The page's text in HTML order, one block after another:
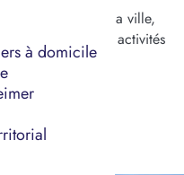
à domicile
patrimoine et de la ville,
parcs et jardins, activités